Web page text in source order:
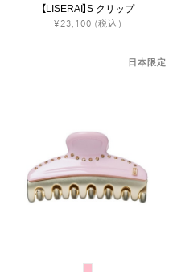
【LISERAI】S クリップ
¥23,100 (税込)
日本限定